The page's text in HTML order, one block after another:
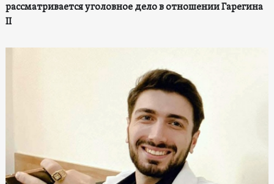
рассматривается уголовное дело в отношении Гарегина
II